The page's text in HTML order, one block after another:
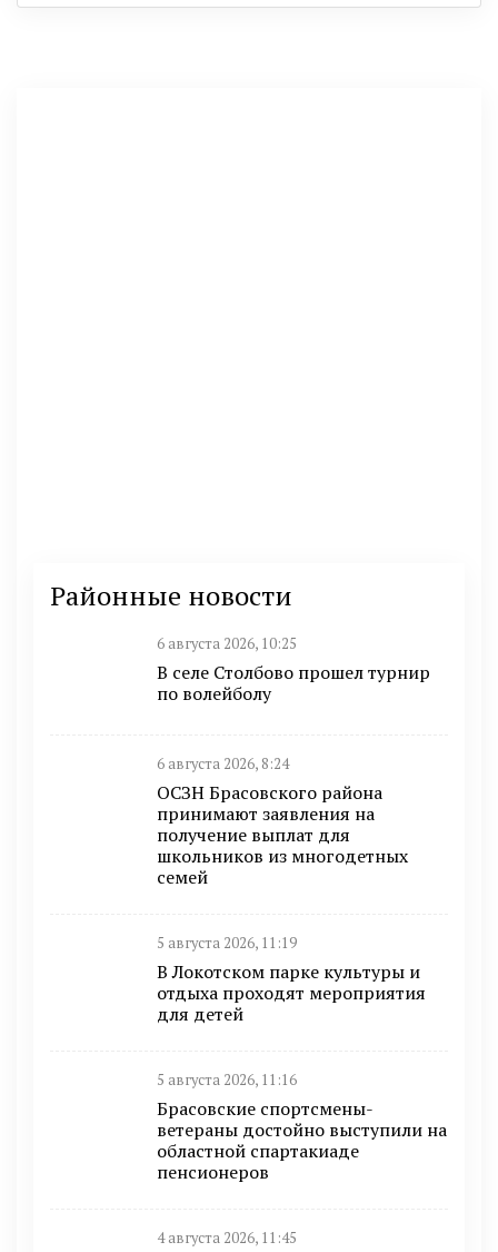
Районные новости
6 августа 2026, 10:25
В селе Столбово прошел турнир
по волейболу
6 августа 2026, 8:24
ОСЗН Брасовского района
принимают заявления на
получение выплат для
школьников из многодетных
семей
5 августа 2026, 11:19
В Локотском парке культуры и
отдыха проходят мероприятия
для детей
5 августа 2026, 11:16
Брасовские спортсмены-
ветераны достойно выступили на
областной спартакиаде
пенсионеров
4 августа 2026, 11:45